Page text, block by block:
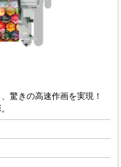
驚きの高速作画を実現！